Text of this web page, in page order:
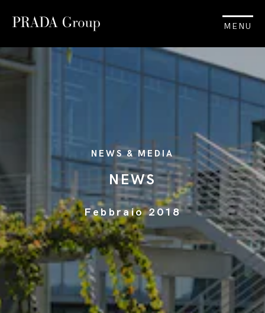
MENU
NEWS & MEDIA
NEWS
Febbraio 2018